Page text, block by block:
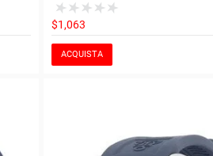
$1,063
ACQUISTA